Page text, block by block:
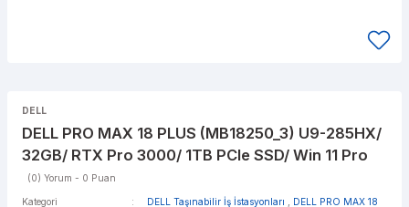
DELL
DELL PRO MAX 18 PLUS (MB18250_3) U9-285HX/
32GB/ RTX Pro 3000/ 1TB PCIe SSD/ Win 11 Pro
(0) Yorum - 0 Puan
Kategori DELL Taşınabilir İş İstasyonları
DELL PRO MAX 18